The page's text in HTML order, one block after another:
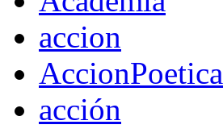
accion
AccionPoetica
acción